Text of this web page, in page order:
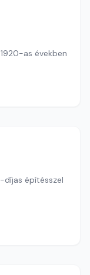
as években
díjas építésszel